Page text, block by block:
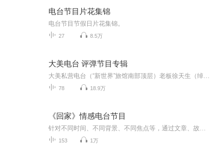
电台节目片花集锦
电台节目节假日片花集锦。
27 8.5万
大美电台 评弹节目专辑
78 18.9万
《回家》情感电台节目
153 1万